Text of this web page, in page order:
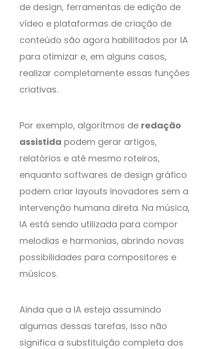
de design, ferramentas de edição de
vídeo e plataformas de criação de
conteúdo são agora habilitados por IA
para otimizar e, em alguns casos,
realizar completamente essas funções
criativas.
Por exemplo, algoritmos de redação
assistida podem gerar artigos,
relatórios e até mesmo roteiros,
enquanto softwares de design gráfico
podem criar layouts inovadores sem a
intervenção humana direta. Na música,
IA está sendo utilizada para compor
melodias e harmonias, abrindo novas
possibilidades para compositores e
músicos.
Ainda que a IA esteja assumindo
algumas dessas tarefas, isso não
significa a substituição completa dos